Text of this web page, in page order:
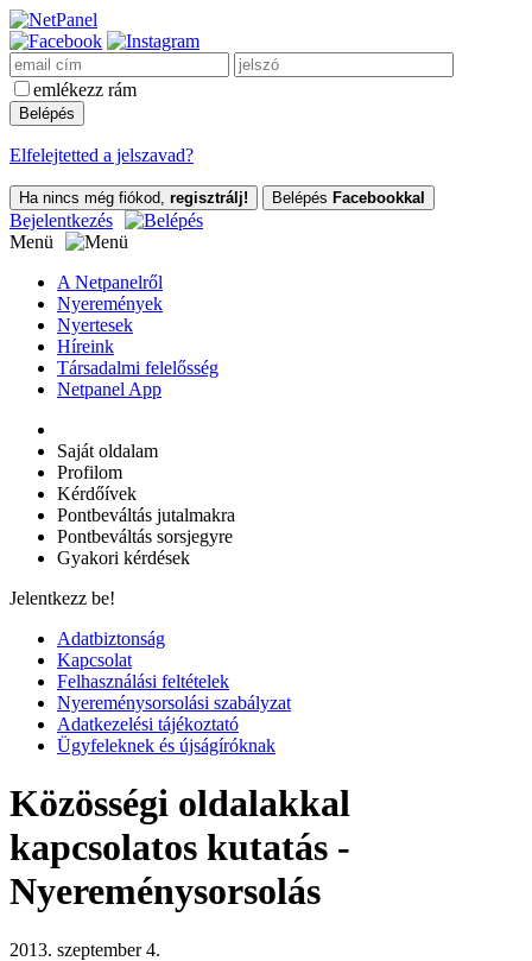
emlékezz rám
Elfelejtetted a jelszavad?
Ha nincs még fiókod, regisztrálj! Belépés Facebookkal
Bejelentkezés
Menü
A Netpanelről
Nyeremények
Nyertesek
Híreink
Társadalmi felelősség
Netpanel App
Saját oldalam
Profilom
Kérdőívek
Pontbeváltás jutalmakra
Pontbeváltás sorsjegyre
Gyakori kérdések
Jelentkezz be!
Adatbiztonság
Kapcsolat
Felhasználási feltételek
Nyereménysorsolási szabályzat
Adatkezelési tájékoztató
Ügyfeleknek és újságíróknak
Közösségi oldalakkal
kapcsolatos kutatás -
Nyereménysorsolás
2013. szeptember 4.